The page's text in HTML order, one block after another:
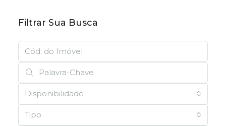
Filtrar Sua Busca
Disponibilidade
Tipo